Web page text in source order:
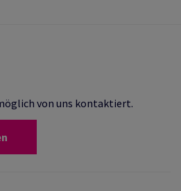
von uns kontaktiert.